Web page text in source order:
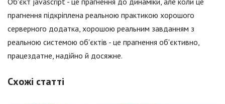
прагнення підкріплена реальною практикою хорошого
серверного додатка, хорошою реальним завданням з
реальною системою об'єктів - це прагнення об'єктивно,
працездатне, надійно й досяжне.
Схожі статті